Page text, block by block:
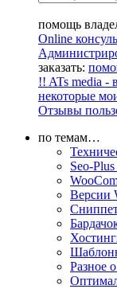
помощь
Online
заказать:
!! ATs media -
некоторые
Отзывы
по темам…
Seo-
Версии
Разное